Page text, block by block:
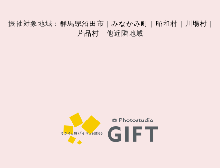
振袖対象地域： 群馬県沼田市 ｜ みなかみ町 ｜ 昭和村 ｜ 川場村 ｜
片品村 他近隣地域